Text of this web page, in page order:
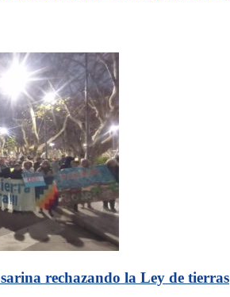
rechazando la Ley de tierras